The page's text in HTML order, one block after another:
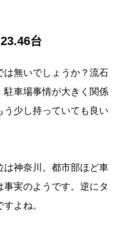
台
は無いでしょうか？流石
駐車場事情が大きく関係
う少し持っていても良い
は神奈川。都市部ほど車
実のようです。逆にタ
よね。